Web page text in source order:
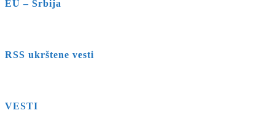
EU – Srbija
RSS ukrštene vesti
VESTI